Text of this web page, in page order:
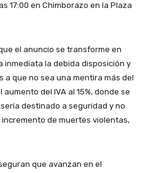
17:00 en Chimborazo en la Plaza
el anuncio se transforme en
inmediata la debida disposición y
que no sea una mentira más del
del IVA al 15%, donde se
destinado a seguridad y no
de muertes violentas,
que avanzan en el